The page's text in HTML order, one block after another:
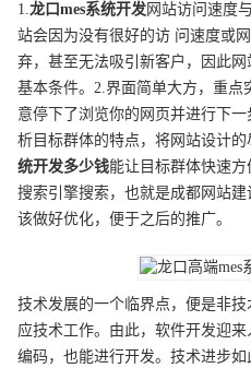
1.龙口mes系统开发网站访问速度
站会因为没有很好的访 问速度或
弃，甚至无法吸引新客户，因此
基本条件。2.界面简单大方，重点
意停下了浏览你的网页并进行下
析目标群体的特点，将网站设计的
统开发多少钱能让目标群体快速
搜索引擎搜索，也就是成都网站
该做好优化，便于之后的推广。
技术发展的一个临界点，便是非
应技术工作。由此，软件开发迎
编码，也能进行开发。技术进步